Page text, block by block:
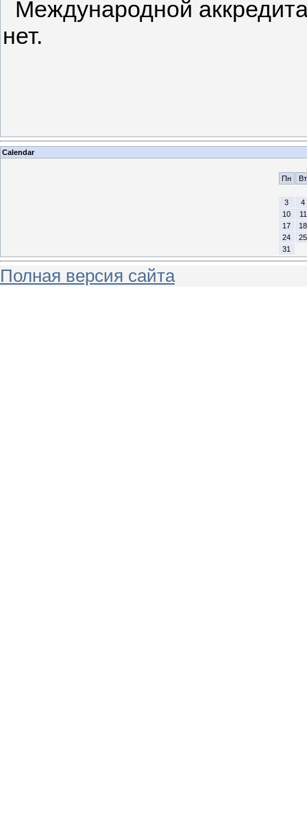
Международной
нет.
Calendar
Пн
Вт
3
4
10
11
17
18
24
25
31
Полная версия сайта